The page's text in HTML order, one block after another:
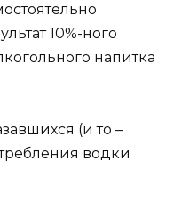
10%-ного
напитка
(и то –
водки